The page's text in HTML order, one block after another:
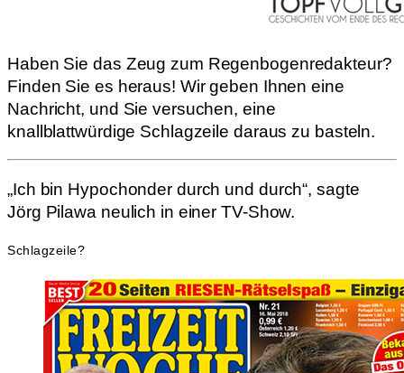
Haben Sie das Zeug zum Regenbogenredakteur?
Finden Sie es heraus! Wir geben Ihnen eine
Nachricht, und Sie versuchen, eine
knallblattwürdige Schlagzeile daraus zu basteln.
„Ich bin Hypochonder durch und durch“, sagte
Jörg Pilawa neulich in einer TV-Show.
Schlagzeile?